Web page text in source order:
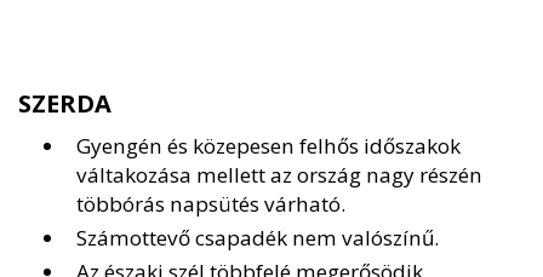
SZERDA
Gyengén és közepesen felhős időszakok
váltakozása mellett az ország nagy részén
többórás napsütés várható.
Számottevő csapadék nem valószínű.